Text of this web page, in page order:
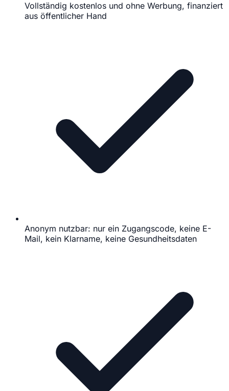
Vollständig kostenlos und ohne Werbung, finanziert
aus öffentlicher Hand
Anonym nutzbar: nur ein Zugangscode, keine E-
Mail, kein Klarname, keine Gesundheitsdaten